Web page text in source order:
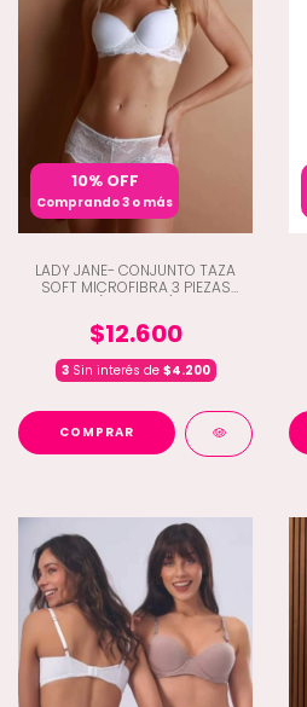
10% OFF
Comprando 3 o más
LADY JANE- CONJUNTO TAZA
SOFT MICROFIBRA 3 PIEZAS
$12.600
3Sin interés de $4.200
COMPRAR